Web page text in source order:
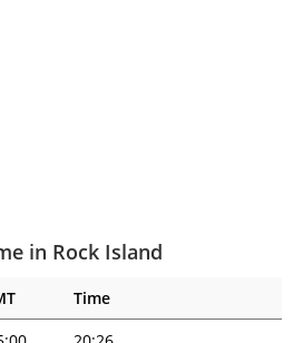
in Rock Island
Time